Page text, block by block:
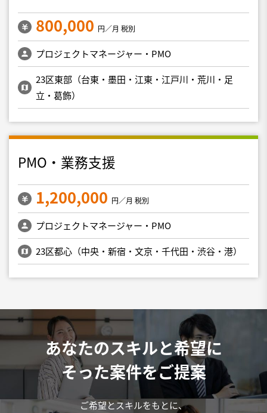
800,000 円／月 税別
プロジェクトマネージャー・PMO
23区東部（台東・墨田・江東・江戸川・荒川・足
立・葛飾）
PMO・業務支援
1,200,000 円／月 税別
プロジェクトマネージャー・PMO
23区都心（中央・新宿・文京・千代田・渋谷・港）
あなたのスキルと希望に
そった案件をご提案
ご希望とスキルをもとに、